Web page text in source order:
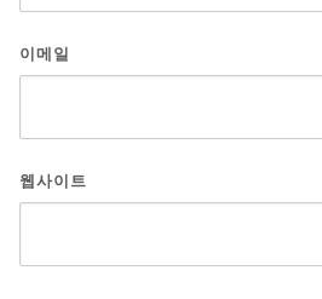
이메일
웹사이트